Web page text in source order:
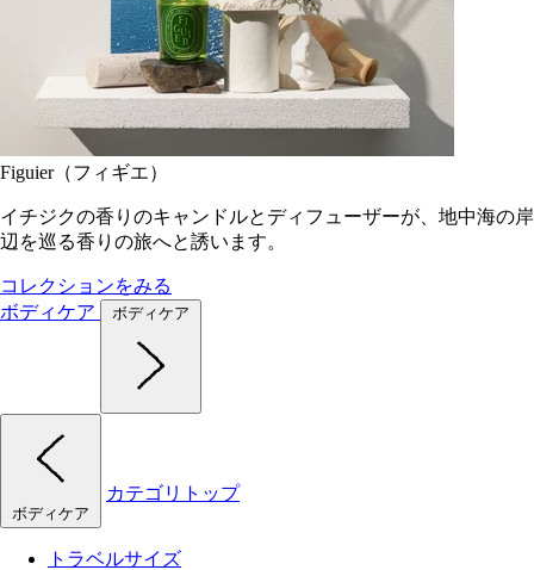
Figuier（フィギエ）
イチジクの香りのキャンドルとディフューザーが、地中海の岸
辺を巡る香りの旅へと誘います。
コレクションをみる
ボディケア
ボディケア
ボディケア
カテゴリトップ
トラベルサイズ